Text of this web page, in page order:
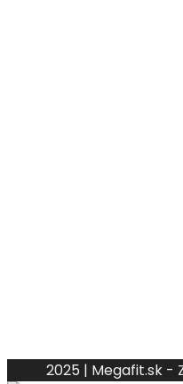
2025 | Megafit.sk -